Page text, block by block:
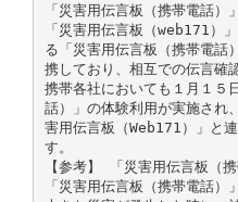
「災害用伝言板（携帯電話
「災害用伝言板（web171）
る「災害用伝言板（携帯電話
携しており、相互での伝言確
携帯各社においても１月１５
話）」の体験利用が実施され
害用伝言板（Web171）」と
す。
【参考】 「災害用伝言板（
「災害用伝言板（携帯電話